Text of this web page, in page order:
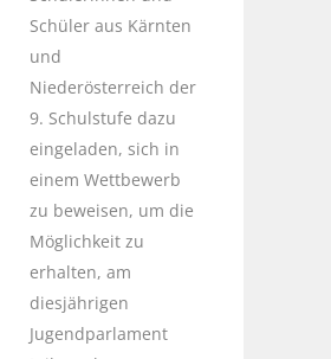
Schüler aus Kärnten
und
Niederösterreich der
9. Schulstufe dazu
eingeladen, sich in
einem Wettbewerb
zu beweisen, um die
Möglichkeit zu
erhalten, am
diesjährigen
Jugendparlament